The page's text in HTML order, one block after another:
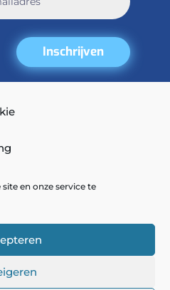
en onze service te
Inschrijven